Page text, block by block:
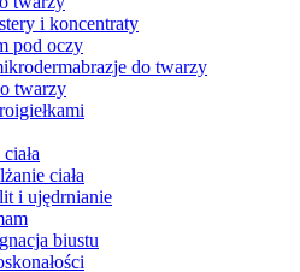
i koncentraty
pod oczy
do twarzy
twarzy
ciała
i ujędrnianie
biustu